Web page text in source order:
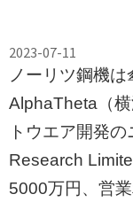
2023-07-11
ノーリツ鋼機
AlphaTheta（
トウエア開発
Research
5000万円、営